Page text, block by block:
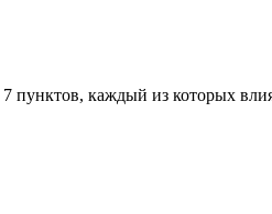
пунктов, каждый из которых